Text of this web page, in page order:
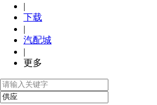
|
下载
|
汽配城
|
更多